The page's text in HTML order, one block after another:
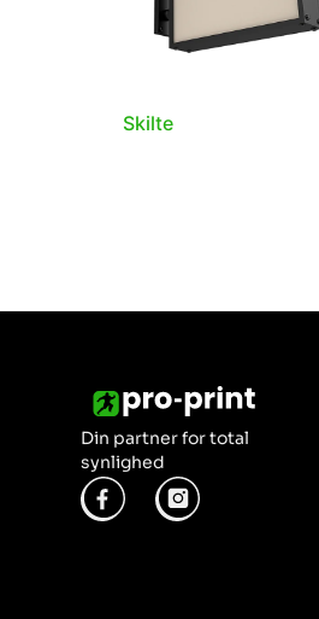
Skilte
Din partner for total
synlighed